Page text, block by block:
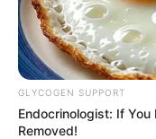
GLYCOGEN SUPPORT
Endocrinologist: If
Removed!